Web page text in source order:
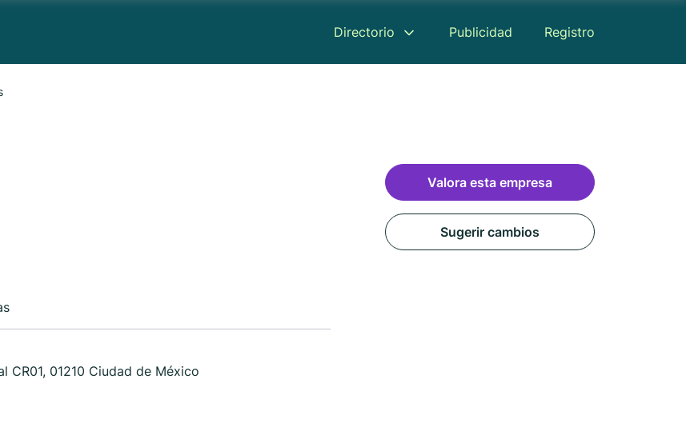
Directorio Publicidad Registro
CR01, 01210 Ciudad de México
Valora esta empresa
Sugerir cambios